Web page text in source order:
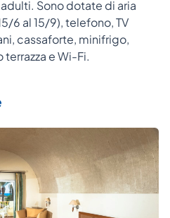
Sono dotate di aria
6 al 15/9), telefono, TV
cassaforte, minifrigo,
e Wi-Fi.